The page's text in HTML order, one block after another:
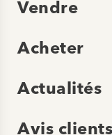
Vendre
Acheter
Actualités
Avis clients